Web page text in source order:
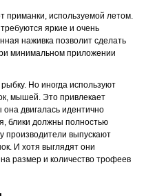
приманки, используемой летом.
яркие и очень
наживка позволит сделать
минимальном приложении
Но иногда используют
мышей. Это привлекает
двигалась идентично
блики должны полностью
производители выпускают
И хотя выглядят они
размер и количество трофеев